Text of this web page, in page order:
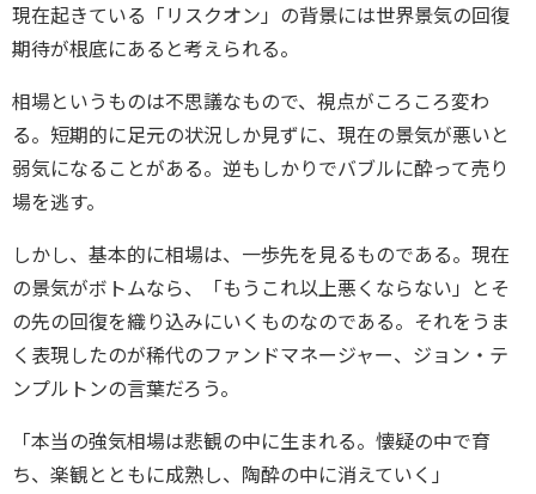
現在起きている「リスクオン」の背景には世界景気の回復
期待が根底にあると考えられる。
相場というものは不思議なもので、視点がころころ変わ
る。短期的に足元の状況しか見ずに、現在の景気が悪いと
弱気になることがある。逆もしかりでバブルに酔って売り
場を逃す。
しかし、基本的に相場は、一歩先を見るものである。現在
の景気がボトムなら、「もうこれ以上悪くならない」とそ
の先の回復を織り込みにいくものなのである。それをうま
く表現したのが稀代のファンドマネージャー、ジョン・テ
ンプルトンの言葉だろう。
「本当の強気相場は悲観の中に生まれる。懐疑の中で育
ち、楽観とともに成熟し、陶酔の中に消えていく」